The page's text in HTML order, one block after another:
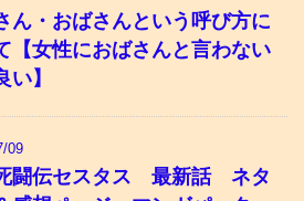
ん・おばさんという呼び方に
【女性におばさんと言わない
い】
09
闘伝セスタス 最新話 ネタ